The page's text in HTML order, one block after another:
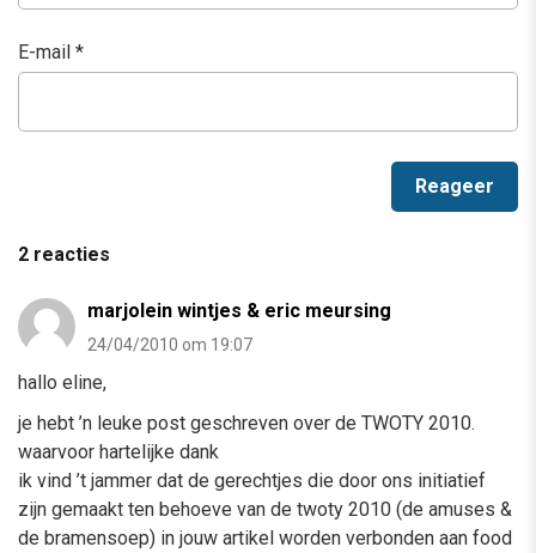
E-mail *
2 reacties
marjolein wintjes & eric meursing
24/04/2010 om 19:07
hallo eline,
je hebt ’n leuke post geschreven over de TWOTY 2010.
waarvoor hartelijke dank
ik vind ’t jammer dat de gerechtjes die door ons initiatief
zijn gemaakt ten behoeve van de twoty 2010 (de amuses &
de bramensoep) in jouw artikel worden verbonden aan food